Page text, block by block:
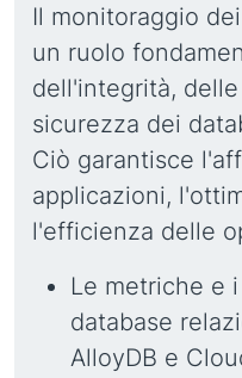
Il monitoraggio
un ruolo
dell'integrità,
sicurezza dei
Ciò garantisce
applicazioni,
l'efficienza delle
Le metriche e
database
AlloyDB e